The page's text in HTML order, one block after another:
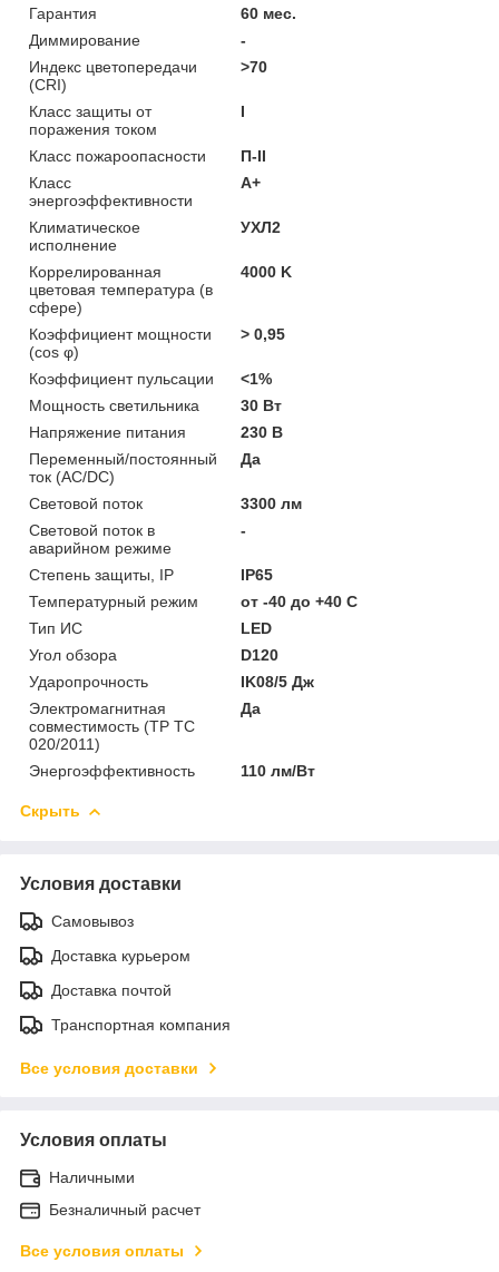
Гарантия
60 мес.
Диммирование
-
Индекс цветопередачи
(CRI)
>70
Класс защиты от
поражения током
I
Класс пожароопасности
П-ІІ
Класс
энергоэффективности
A+
Климатическое
исполнение
УХЛ2
Коррелированная
цветовая температура (в
сфере)
4000 K
Коэффициент мощности
(cos φ)
> 0,95
Коэффициент пульсации
<1%
Мощность светильника
30 Вт
Напряжение питания
230 В
Переменный/постоянный
ток (AC/DC)
Да
Световой поток
3300 лм
Световой поток в
аварийном режиме
-
Степень защиты, IP
IP65
Температурный режим
от -40 до +40 C
Тип ИС
LED
Угол обзора
D120
Ударопрочность
IK08/5 Дж
Электромагнитная
совместимость (ТР ТС
020/2011)
Да
Энергоэффективность 110 лм/Вт
Скрыть
Условия доставки
Самовывоз
Доставка курьером
Доставка почтой
Транспортная компания
Все условия доставки
Условия оплаты
Наличными
Безналичный расчет
Все условия оплаты